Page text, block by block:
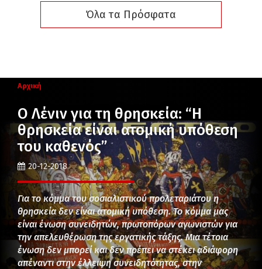
Όλα τα Πρόσφατα
Αρχική
Ο Λένιν για τη θρησκεία: “Η
θρησκεία είναι ατομική υπόθεση
του καθενός”
20-12-2018
Για το κόμμα του σοσιαλιστικού προλεταριάτου η
θρησκεία δεν είναι ατομική υπόθεση. Το κόμμα μας
είναι ένωση συνειδητών, πρωτοπόρων αγωνιστών για
την απελευθέρωση της εργατικής τάξης. Μια τέτοια
ένωση δεν μπορεί και δεν πρέπει να στέκει αδιάφορη
απέναντι στην έλλειψη συνειδητότητας, στην